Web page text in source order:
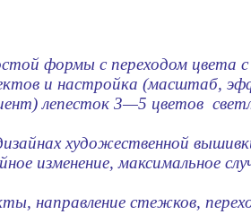
формы с переходом цвета
и настройка (масштаб,
лепесток 3—5 цветов
художественной
изменение, максимальное
направление стежков,